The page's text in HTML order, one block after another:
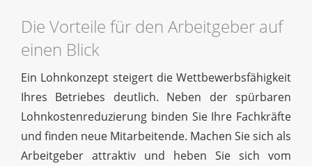
Die Vorteile für den Arbeitgeber auf
einen Blick
Ein Lohnkonzept steigert die Wettbewerbsfähigkeit
Ihres Betriebes deutlich. Neben der spürbaren
Lohnkostenreduzierung binden Sie Ihre Fachkräfte
und finden neue Mitarbeitende. Machen Sie sich als
Arbeitgeber attraktiv und heben Sie sich vom